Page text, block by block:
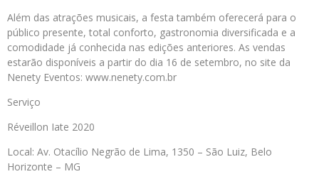
Além das atrações musicais, a festa também oferecerá para o
público presente, total conforto, gastronomia diversificada e a
comodidade já conhecida nas edições anteriores. As vendas
estarão disponíveis a partir do dia 16 de setembro, no site da
Nenety Eventos: www.nenety.com.br
Serviço
Réveillon Iate 2020
Local: Av. Otacílio Negrão de Lima, 1350 – São Luiz, Belo
Horizonte – MG